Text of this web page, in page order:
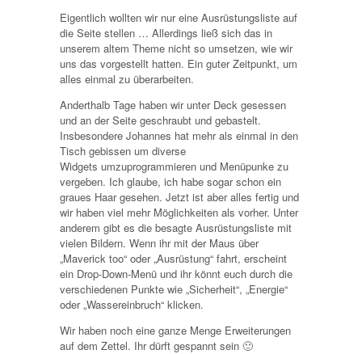
Eigentlich wollten wir nur eine Ausrüstungsliste auf
die Seite stellen … Allerdings ließ sich das in
unserem altem Theme nicht so umsetzen, wie wir
uns das vorgestellt hatten. Ein guter Zeitpunkt, um
alles einmal zu überarbeiten.
Anderthalb Tage haben wir unter Deck gesessen
und an der Seite geschraubt und gebastelt.
Insbesondere Johannes hat mehr als einmal in den
Tisch gebissen um diverse
Widgets umzuprogrammieren und Menüpunke zu
vergeben. Ich glaube, ich habe sogar schon ein
graues Haar gesehen. Jetzt ist aber alles fertig und
wir haben viel mehr Möglichkeiten als vorher. Unter
anderem gibt es die besagte Ausrüstungsliste mit
vielen Bildern. Wenn ihr mit der Maus über
„Maverick too“ oder „Ausrüstung“ fahrt, erscheint
ein Drop-Down-Menü und ihr könnt euch durch die
verschiedenen Punkte wie „Sicherheit“, „Energie“
oder „Wassereinbruch“ klicken.
Wir haben noch eine ganze Menge Erweiterungen
auf dem Zettel. Ihr dürft gespannt sein 🙂